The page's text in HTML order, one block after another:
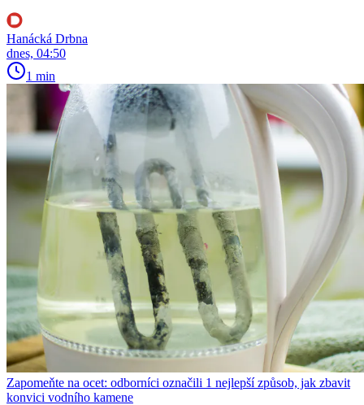
Hanácká Drbna
dnes, 04:50
1 min
Zapomeňte na ocet: odborníci označili 1 nejlepší způsob, jak zbavit
konvici vodního kamene